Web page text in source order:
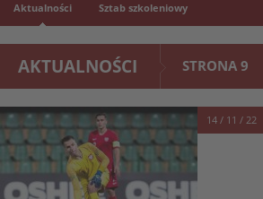
Aktualności Sztab szkoleniowy
AKTUALNOŚCI STRONA 9
14 / 11 / 22